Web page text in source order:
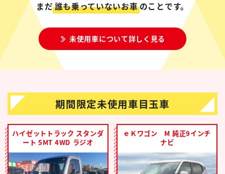
まだ誰も乗っていないお車のことです。
未使用車について詳しく見る
期間限定未使用車目玉車
ハイゼットトラック スタンダ
ート 5MT 4WD ラジオ
ｅＫワゴン M 純正9インチ
ナビ